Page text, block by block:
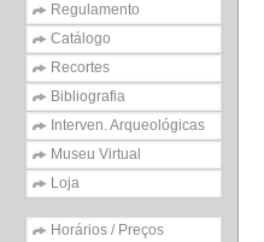
Regulamento
Catálogo
Recortes
Bibliografia
Interven. Arqueológicas
Museu Virtual
Loja
Horários / Preços